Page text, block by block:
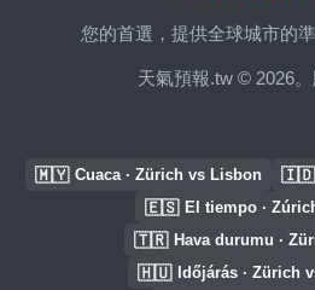
您的首選，提供全球城市的
天氣預報.tw © 2026。
🇲🇾 Cuaca · Zürich vs Lisbon 🇮🇩
🇪🇸 El tiempo ·
🇹🇷 Hava durumu ·
🇭🇺 Időjárás · Zürich